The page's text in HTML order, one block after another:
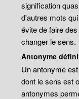
signification
d'autres mots
évite de faire
changer le sens.
Antonyme
Un antonyme
dont le sens est
antonymes